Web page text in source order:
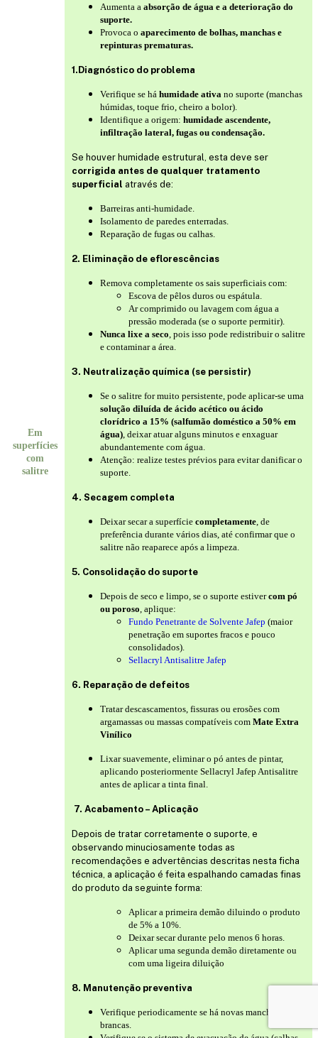
Em
superfícies
com
salitre
Aumenta a absorção de água e a deterioração do
suporte.
Provoca o aparecimento de bolhas, manchas e
repinturas prematuras.
1.Diagnóstico do problema
Verifique se há humidade ativa no suporte (manchas
húmidas, toque frio, cheiro a bolor).
Identifique a origem: humidade ascendente,
infiltração lateral, fugas ou condensação.
Se houver humidade estrutural, esta deve ser
corrigida antes de qualquer tratamento
superficial através de:
Barreiras anti-humidade.
Isolamento de paredes enterradas.
Reparação de fugas ou calhas.
2. Eliminação de eflorescências
Remova completamente os sais superficiais com:
Escova de pêlos duros ou espátula.
Ar comprimido ou lavagem com água a
pressão moderada (se o suporte permitir).
Nunca lixe a seco, pois isso pode redistribuir o salitre
e contaminar a área.
3. Neutralização química (se persistir)
Se o salitre for muito persistente, pode aplicar-se uma
solução diluída de ácido acético ou ácido
clorídrico a 15% (salfumão doméstico a 50% em
água), deixar atuar alguns minutos e enxaguar
abundantemente com água.
Atenção: realize testes prévios para evitar danificar o
suporte.
4. Secagem completa
Deixar secar a superfície completamente, de
preferência durante vários dias, até confirmar que o
salitre não reaparece após a limpeza.
5. Consolidação do suporte
Depois de seco e limpo, se o suporte estivercom pó
ou poroso, aplique:
Fundo Penetrante de Solvente Jafep (maior
penetração em suportes fracos e pouco
consolidados).
Sellacryl Antisalitre Jafep
6. Reparação de defeitos
Tratar descascamentos, fissuras ou erosões com
argamassas ou massas compatíveis com Mate Extra
Vinílico
Lixar suavemente, eliminar o pó antes de pintar,
aplicando posteriormente Sellacryl Jafep Antisalitre
antes de aplicar a tinta final.
7. Acabamento – Aplicação
Depois de tratar corretamente o suporte, e
observando minuciosamente todas as
recomendações e advertências descritas nesta ficha
técnica, a aplicação é feita espalhando camadas finas
do produto da seguinte forma:
Aplicar a primeira demão diluindo o produto
de 5% a 10%.
Deixar secar durante pelo menos 6 horas.
Aplicar uma segunda demão diretamente ou
com uma ligeira diluição
8. Manutenção preventiva
Verifique periodicamente se há novas manchas
brancas.